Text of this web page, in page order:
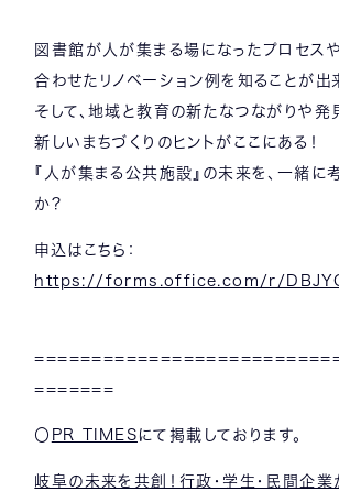
図書館が人が集まる場になったプロセス
合わせたリノベーション例を知ることが出
そして、地域と教育の新たなつながりや発
新しいまちづくりのヒントがここにある！
『人が集まる公共施設』の未来を、一緒に
か？
申込はこちら：
https://forms.office.com/r/
=======
〇 PR TIMESにて掲載しております。
岐阜の未来を共創！行政・学生・民間企業